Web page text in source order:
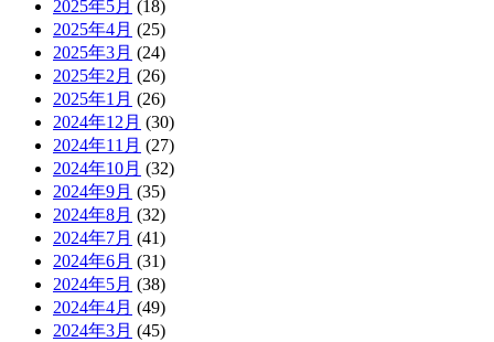
2025年5月 (18)
2025年4月 (25)
2025年3月 (24)
2025年2月 (26)
2025年1月 (26)
2024年12月 (30)
2024年11月 (27)
2024年10月 (32)
2024年9月 (35)
2024年8月 (32)
2024年7月 (41)
2024年6月 (31)
2024年5月 (38)
2024年4月 (49)
2024年3月 (45)